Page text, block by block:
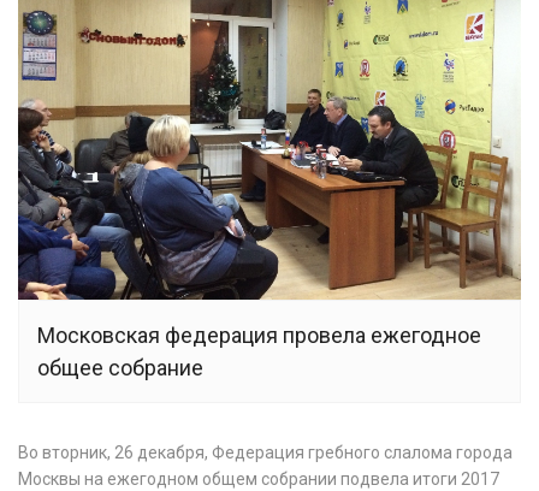
Московская федерация провела ежегодное
общее собрание
Во вторник, 26 декабря, Федерация гребного слалома города
Москвы на ежегодном общем собрании подвела итоги 2017